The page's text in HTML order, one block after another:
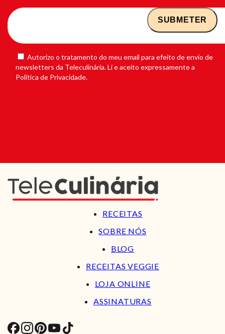
Autorizo o tratamento do meu email para efeito de envio de
newsletters da Teleculinária. Li e aceito expressamente a
Política de Privacidade.
RECEITAS
SOBRE NÓS
BLOG
RECEITAS VEGGIE
LOJA ONLINE
ASSINATURAS